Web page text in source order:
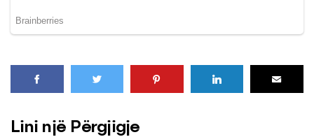
Lini një Përgjigje